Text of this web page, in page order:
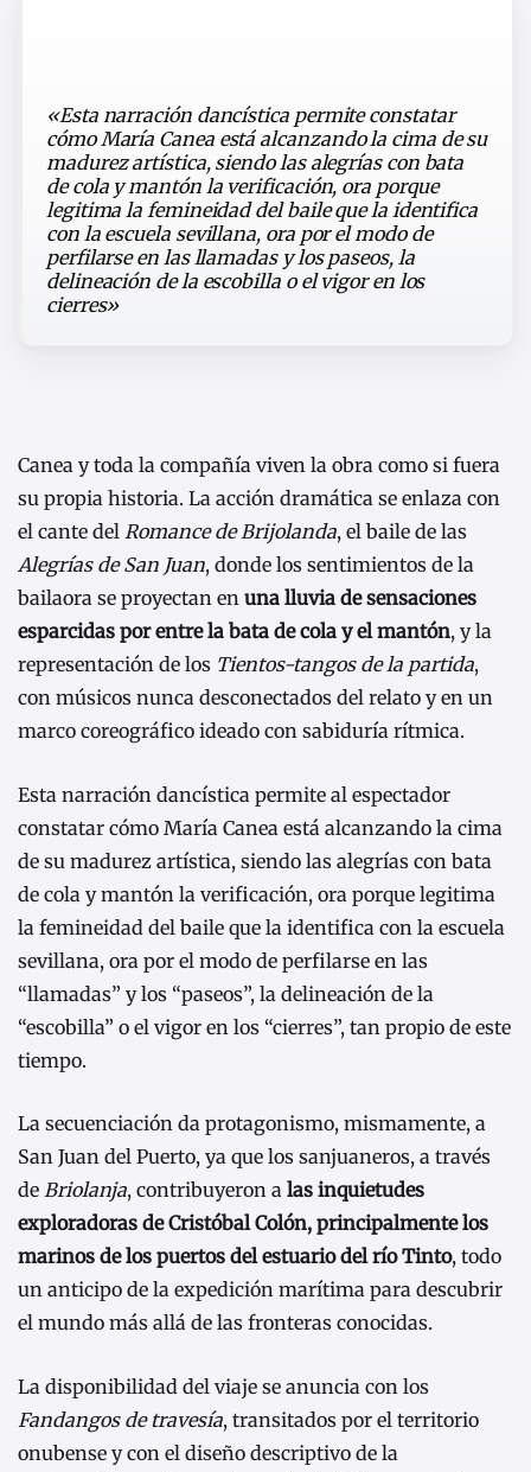
«Esta narración dancística permite constatar
cómo María Canea está alcanzando la cima de su
madurez artística, siendo las alegrías con bata
de cola y mantón la verificación, ora porque
legitima la femineidad del baile que la identifica
con la escuela sevillana, ora por el modo de
perfilarse en las llamadas y los paseos, la
delineación de la escobilla o el vigor en los
cierres»
Canea y toda la compañía viven la obra como si fuera
su propia historia. La acción dramática se enlaza con
el cante del Romance de Brijolanda, el baile de las
Alegrías de San Juan, donde los sentimientos de la
bailaora se proyectan en una lluvia de sensaciones
esparcidas por entre la bata de cola y el mantón, y la
representación de los Tientos-tangos de la partida,
con músicos nunca desconectados del relato y en un
marco coreográfico ideado con sabiduría rítmica.
Esta narración dancística permite al espectador
constatar cómo María Canea está alcanzando la cima
de su madurez artística, siendo las alegrías con bata
de cola y mantón la verificación, ora porque legitima
la femineidad del baile que la identifica con la escuela
sevillana, ora por el modo de perfilarse en las
“llamadas” y los “paseos”, la delineación de la
“escobilla” o el vigor en los “cierres”, tan propio de este
tiempo.
La secuenciación da protagonismo, mismamente, a
San Juan del Puerto, ya que los sanjuaneros, a través
de Briolanja, contribuyeron a las inquietudes
exploradoras de Cristóbal Colón, principalmente los
marinos de los puertos del estuario del río Tinto, todo
un anticipo de la expedición marítima para descubrir
el mundo más allá de las fronteras conocidas.
La disponibilidad del viaje se anuncia con los
Fandangos de travesía, transitados por el territorio
onubense y con el diseño descriptivo de la